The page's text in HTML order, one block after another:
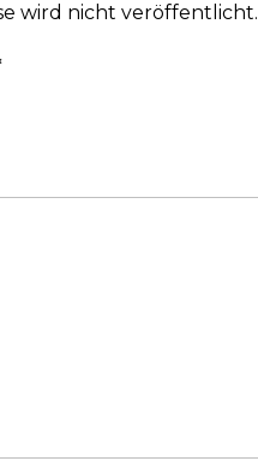
wird nicht veröffentlicht.